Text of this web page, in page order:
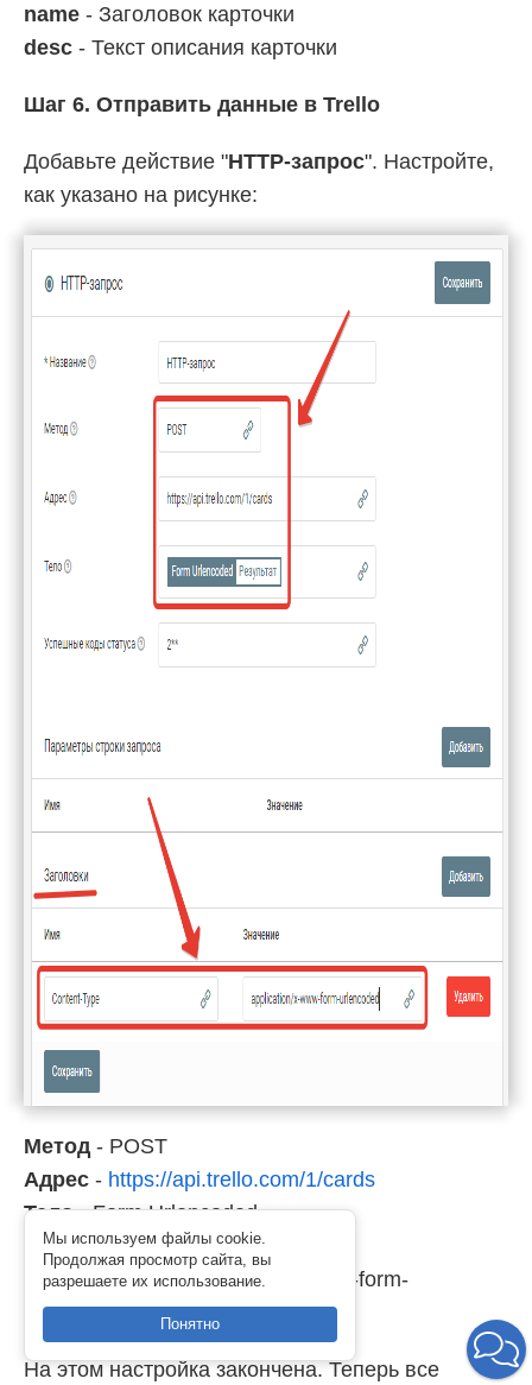
name - Заголовок карточки
desc - Текст описания карточки
Шаг 6. Отправить данные в Trello
Добавьте действие "HTTP-запрос". Настройте,
как указано на рисунке:
Метод - POST
Адрес - https://api.trello.com/1/cards
Тело- Form Urlencoded
Заголовки
Content-Type- application/x-www-form-
urlencoded
На этом настройка закончена. Теперь все
Мы используем файлы cookie.
Продолжая просмотр сайта, вы
разрешаете их использование.
Понятно